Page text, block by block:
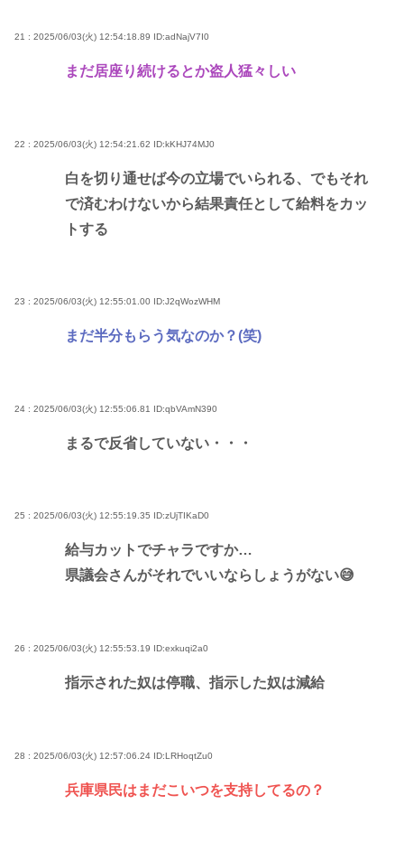
21 : 2025/06/03(火) 12:54:18.89 ID:adNajV7I0
まだ居座り続けるとか盗人猛々しい
22 : 2025/06/03(火) 12:54:21.62 ID:kKHJ74MJ0
白を切り通せば今の立場でいられる、でもそれ
で済むわけないから結果責任として給料をカッ
トする
23 : 2025/06/03(火) 12:55:01.00 ID:J2qWozWHM
まだ半分もらう気なのか？(笑)
24 : 2025/06/03(火) 12:55:06.81 ID:qbVAmN390
まるで反省していない・・・
25 : 2025/06/03(火) 12:55:19.35 ID:zUjTIKaD0
給与カットでチャラですか…
県議会さんがそれでいいならしょうがない😅
26 : 2025/06/03(火) 12:55:53.19 ID:exkuqi2a0
指示された奴は停職、指示した奴は減給
28 : 2025/06/03(火) 12:57:06.24 ID:LRHoqtZu0
兵庫県民はまだこいつを支持してるの？